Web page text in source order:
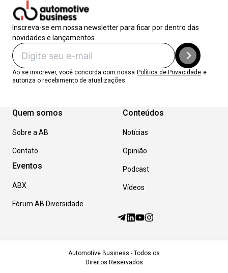
Inscreva-se em nossa newsletter para ficar por dentro das
novidades e lançamentos.
Ao se inscrever, você concorda com nossa Política de Privacidade e
autoriza o recebimento de atualizações.
Quem somos
Sobre a AB
Contato
Eventos
ABX
Fórum AB Diversidade
Conteúdos
Notícias
Opinião
Podcast
Vídeos
Automotive Business - Todos os
Direitos Reservados